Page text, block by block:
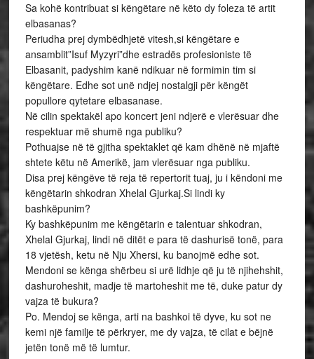
Sa kohë kontribuat si këngëtare në këto dy foleza të artit
elbasanas?
Periudha prej dymbëdhjetë vitesh,si këngëtare e
ansamblit”Isuf Myzyri”dhe estradës profesioniste të
Elbasanit, padyshim kanë ndikuar në formimin tim si
këngëtare. Edhe sot unë ndjej nostalgji për këngët
popullore qytetare elbasanase.
Në cilin spektakël apo koncert jeni ndjerë e vlerësuar dhe
respektuar më shumë nga publiku?
Pothuajse në të gjitha spektaklet që kam dhënë në mjaftë
shtete këtu në Amerikë, jam vlerësuar nga publiku.
Disa prej këngëve të reja të repertorit tuaj, ju i këndoni me
këngëtarin shkodran Xhelal Gjurkaj.Si lindi ky
bashkëpunim?
Ky bashkëpunim me këngëtarin e talentuar shkodran,
Xhelal Gjurkaj, lindi në ditët e para të dashurisë tonë, para
18 vjetësh, ketu në Nju Xhersi, ku banojmë edhe sot.
Mendoni se kënga shërbeu si urë lidhje që ju të njihehshit,
dashuroheshit, madje të martoheshit me të, duke patur dy
vajza të bukura?
Po. Mendoj se kënga, arti na bashkoi të dyve, ku sot ne
kemi një familje të përkryer, me dy vajza, të cilat e bëjnë
jetën tonë më të lumtur.